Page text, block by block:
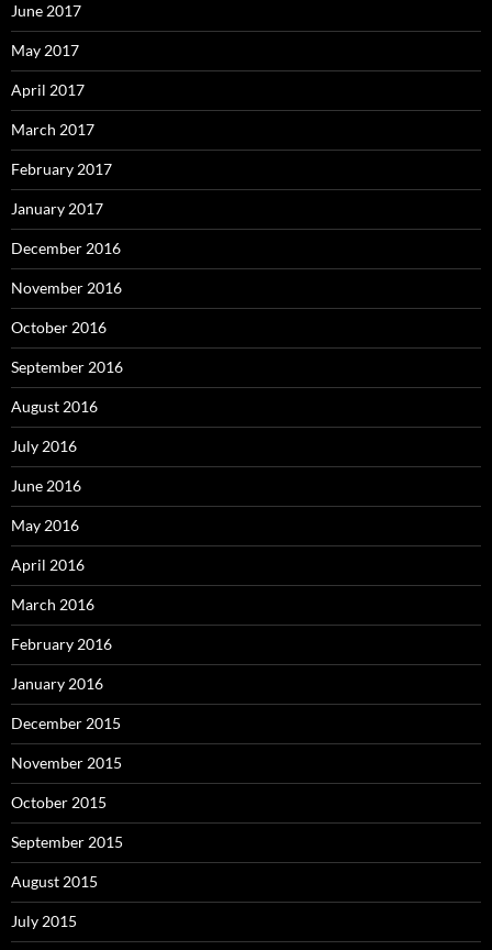
June 2017
May 2017
April 2017
March 2017
February 2017
January 2017
December 2016
November 2016
October 2016
September 2016
August 2016
July 2016
June 2016
May 2016
April 2016
March 2016
February 2016
January 2016
December 2015
November 2015
October 2015
September 2015
August 2015
July 2015